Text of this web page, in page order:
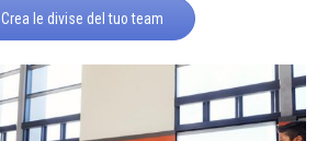
Crea le divise del tuo team